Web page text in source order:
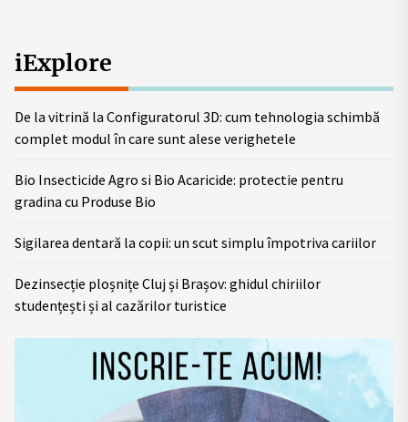
iExplore
De la vitrină la Configuratorul 3D: cum tehnologia schimbă
complet modul în care sunt alese verighetele
Bio Insecticide Agro si Bio Acaricide: protectie pentru
gradina cu Produse Bio
Sigilarea dentară la copii: un scut simplu împotriva cariilor
Dezinsecție ploșnițe Cluj și Brașov: ghidul chiriilor
studențești și al cazărilor turistice